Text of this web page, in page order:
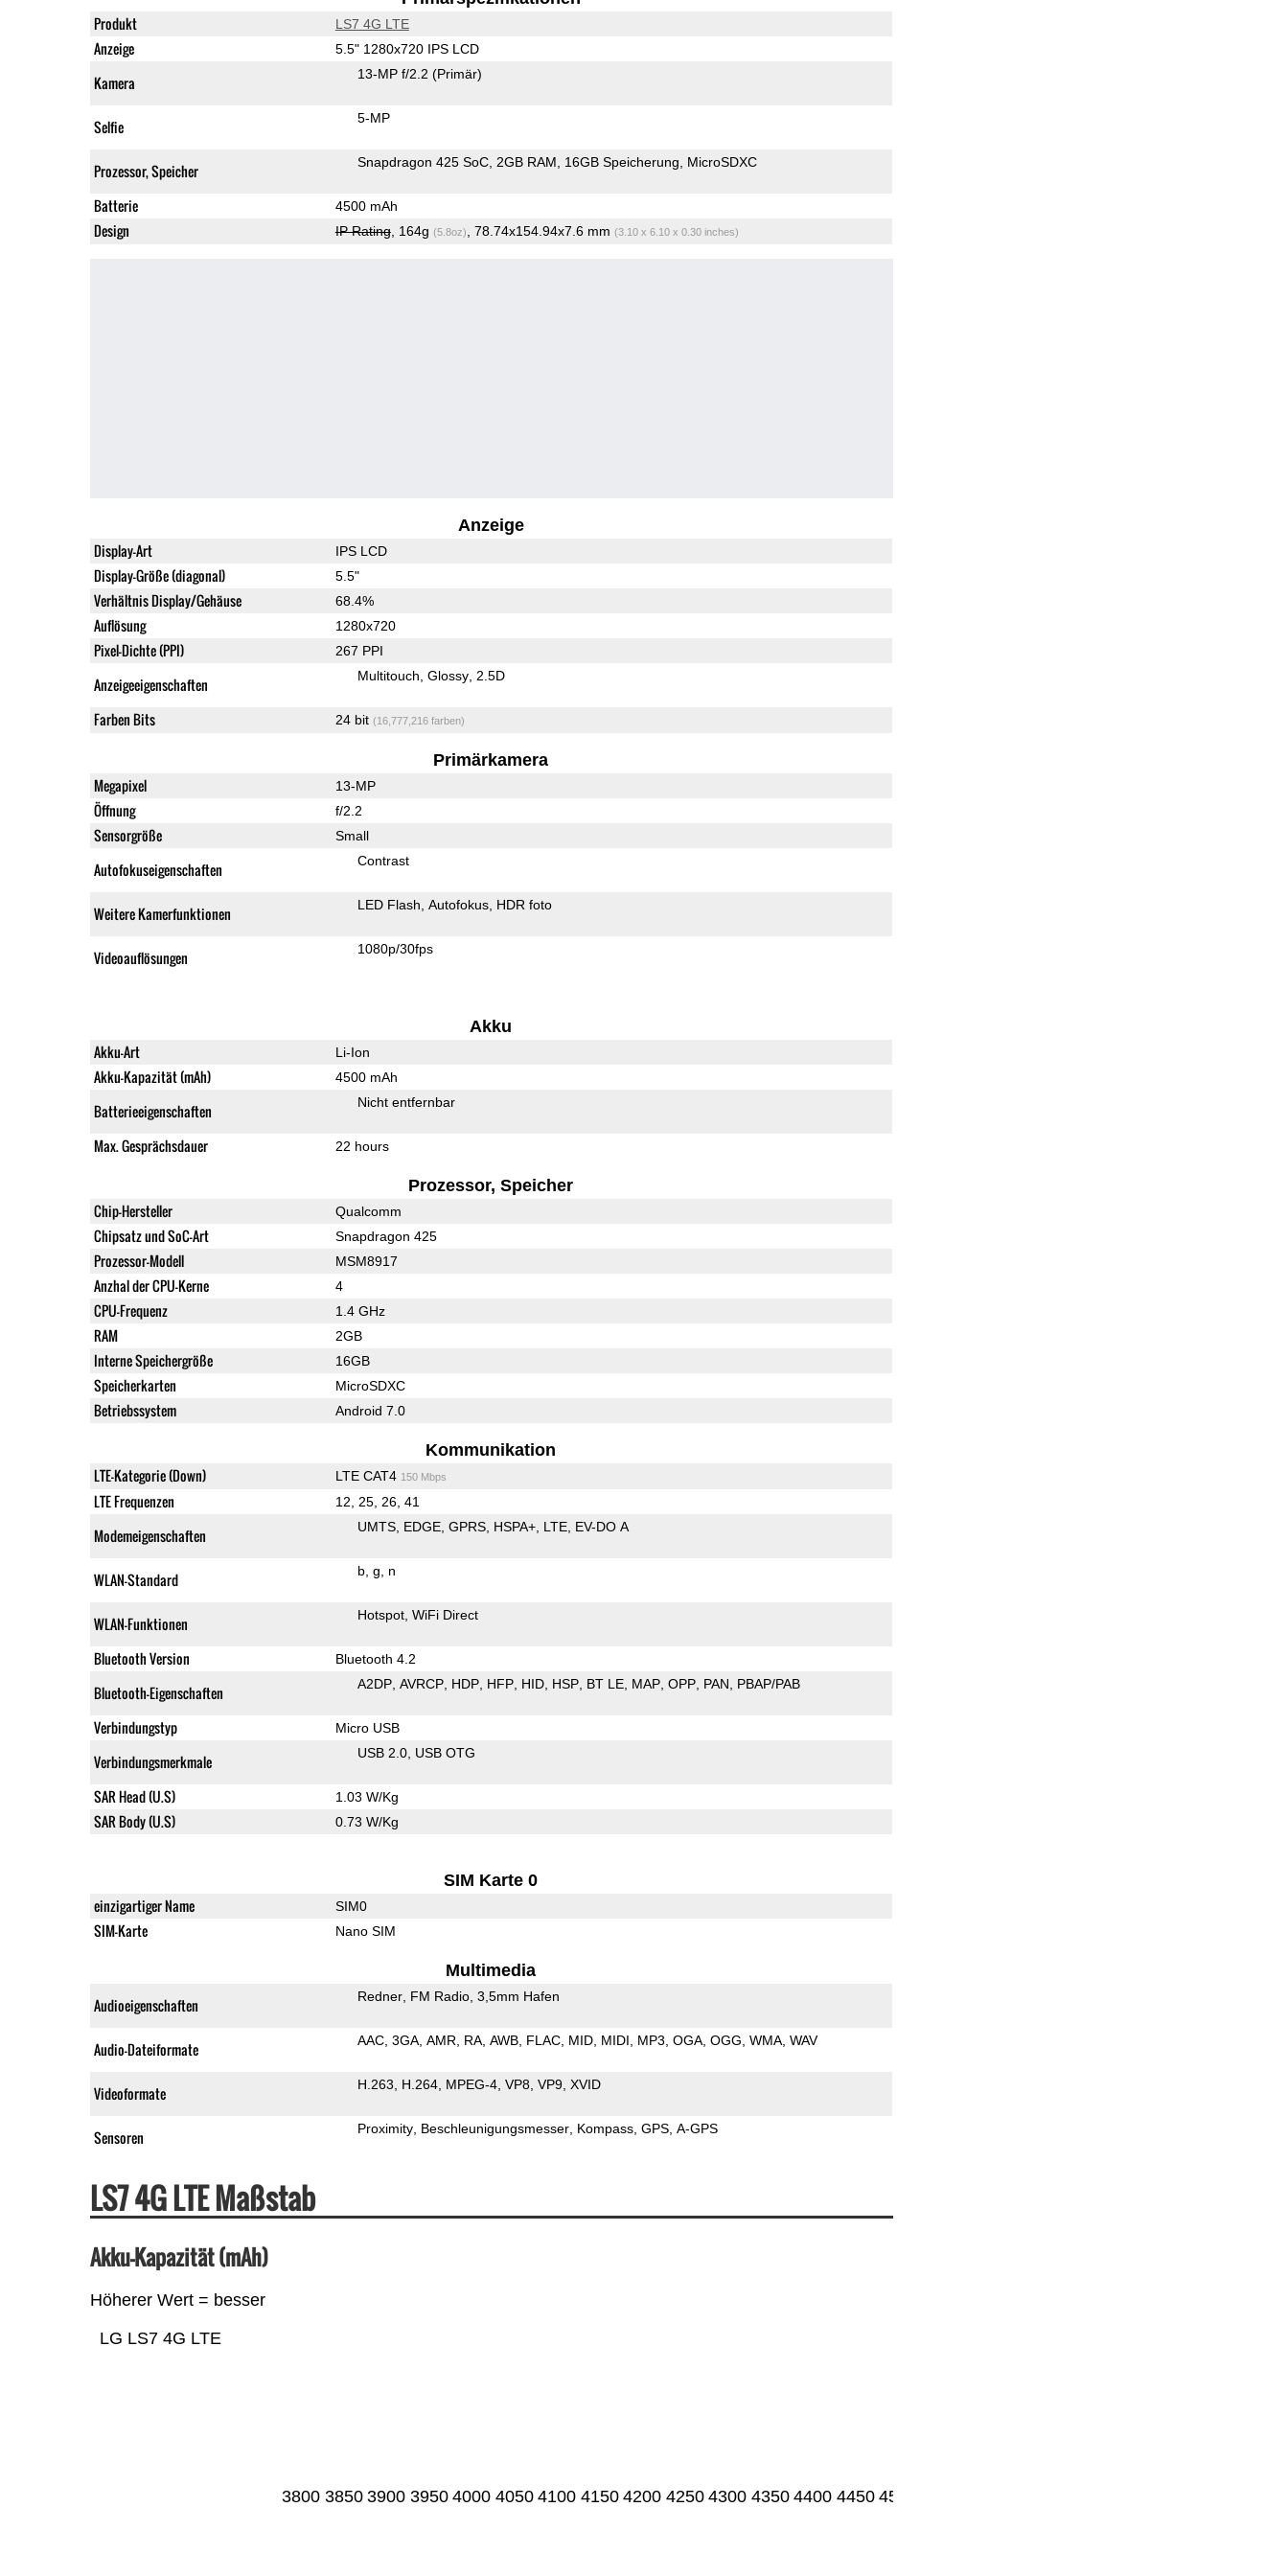
Produkt LS7 4G LTE
Anzeige 5.5" 1280x720 IPS LCD
Kamera 13-MP f/2.2 (Primär)
Selfie 5-MP
Prozessor, Speicher Snapdragon 425 SoC 2GB RAM 16GB Speicherung MicroSDXC
Batterie 4500 mAh
Design IP Rating, 164g (5.8oz) , 78.74x154.94x7.6 mm (3.10 x 6.10 x 0.30 inches)
Anzeige
Display-Art IPS LCD
Display-Größe (diagonal) 5.5"
Verhältnis Display/Gehäuse 68.4%
Auflösung 1280x720
Pixel-Dichte (PPI) 267 PPI
Anzeigeeigenschaften Multitouch Glossy 2.5D
Farben Bits 24 bit (16,777,216 farben)
Primärkamera
Megapixel 13-MP
Öffnung f/2.2
Sensorgröße Small
Autofokuseigenschaften Contrast
Weitere Kamerfunktionen LED Flash Autofokus HDR foto
Videoauflösungen 1080p/30fps
Akku
Akku-Art Li-Ion
Akku-Kapazität (mAh) 4500 mAh
Batterieeigenschaften Nicht entfernbar
Max. Gesprächsdauer 22 hours
Prozessor, Speicher
Chip-Hersteller Qualcomm
Chipsatz und SoC-Art Snapdragon 425
Prozessor-Modell MSM8917
Anzhal der CPU-Kerne 4
CPU-Frequenz 1.4 GHz
RAM 2GB
Interne Speichergröße 16GB
Speicherkarten MicroSDXC
Betriebssystem Android 7.0
Kommunikation
LTE-Kategorie (Down) LTE CAT4 150 Mbps
LTE Frequenzen 12, 25, 26, 41
Modemeigenschaften UMTS EDGE GPRS HSPA+ LTE EV-DO A
WLAN-Standard b g n
WLAN-Funktionen Hotspot WiFi Direct
Bluetooth Version Bluetooth 4.2
Bluetooth-Eigenschaften A2DP AVRCP HDP HFP HID HSP BT LE MAP OPP PAN PBAP/PAB
Verbindungstyp Micro USB
Verbindungsmerkmale USB 2.0 USB OTG
SAR Head (U.S) 1.03 W/Kg
SAR Body (U.S) 0.73 W/Kg
SIM Karte 0
einzigartiger Name SIM0
SIM-Karte Nano SIM
Multimedia
Audioeigenschaften Redner FM Radio 3,5mm Hafen
Audio-Dateiformate AAC 3GA AMR RA AWB FLAC MID MIDI MP3 OGA OGG WMA WAV
Videoformate H.263 H.264 MPEG-4 VP8 VP9 XVID
Sensoren Proximity Beschleunigungsmesser Kompass GPS A-GPS
LS7 4G LTE Maßstab
Akku-Kapazität (mAh)
Höherer Wert = besser
LG LS7 4G LTE
3800 3850 3900 3950 4000 4050 4100 4150 4200 4250 4300 4350 4400 4450 4500